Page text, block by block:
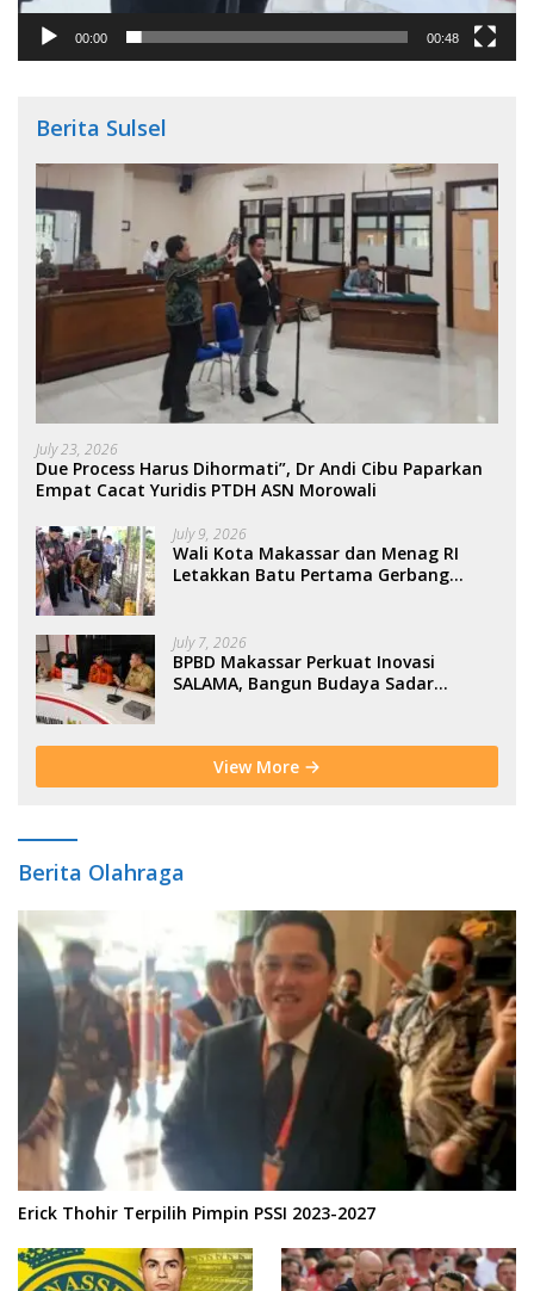
00:00 00:48
Berita Sulsel
July 23, 2026
Due Process Harus Dihormati”, Dr Andi Cibu Paparkan
Empat Cacat Yuridis PTDH ASN Morowali
July 9, 2026
Wali Kota Makassar dan Menag RI
Letakkan Batu Pertama Gerbang
July 7, 2026
BPBD Makassar Perkuat Inovasi
SALAMA, Bangun Budaya Sadar
View More
Berita Olahraga
Erick Thohir Terpilih Pimpin PSSI 2023-2027